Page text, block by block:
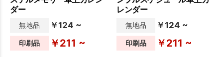
ダー
無地品 ￥124 ~
印刷品 ￥211 ~
レンダー
無地品 ￥124 ~
印刷品 ￥211 ~